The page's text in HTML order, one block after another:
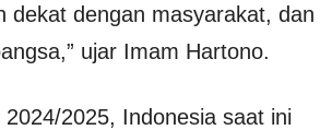
dekat dengan masyarakat, dan
ujar Imam Hartono.
2025, Indonesia saat ini